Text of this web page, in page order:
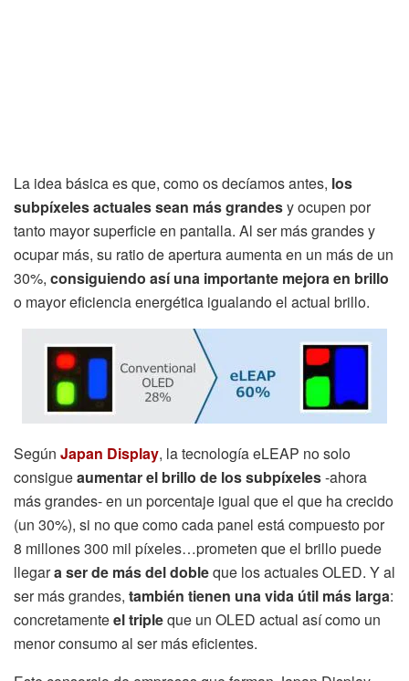
La idea básica es que, como os decíamos antes, los
subpíxeles actuales sean más grandesy ocupen por
tanto mayor superficie en pantalla. Al ser más grandes y
ocupar más, su ratio de apertura aumenta en un más de un
30%, consiguiendo así una importante mejora en brillo
o mayor eficiencia energética igualando el actual brillo.
Según Japan Display, la tecnología eLEAP no solo
consigueaumentar el brillo de los subpíxeles-ahora
más grandes- en un porcentaje igual que el que ha crecido
(un 30%), si no que como cada panel está compuesto por
8 millones 300 mil píxeles…prometen que el brillo puede
llegara ser de más del dobleque los actuales OLED. Y al
ser más grandes, también tienen una vida útil más larga:
concretamenteel tripleque un OLED actual así como un
menor consumo al ser más eficientes.